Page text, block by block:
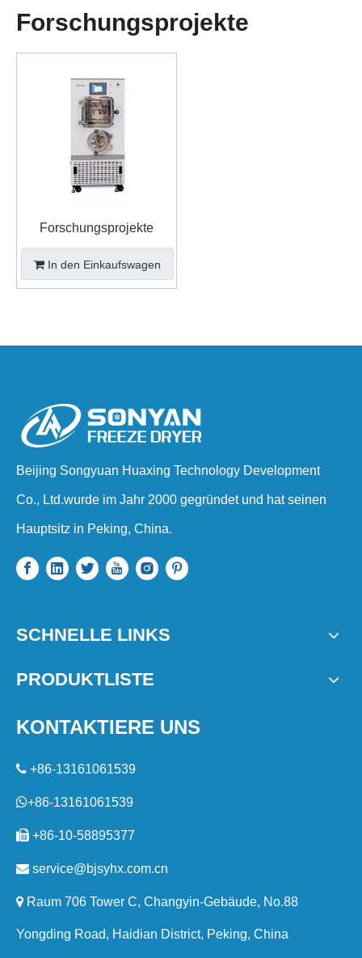
Forschungsprojekte
Forschungsprojekte
In den Einkaufswagen
Beijing Songyuan Huaxing Technology Development
Co., Ltd.wurde im Jahr 2000 gegründet und hat seinen
Hauptsitz in Peking, China.
SCHNELLE LINKS
PRODUKTLISTE
KONTAKTIERE UNS
 +86-13161061539
+86-13161061539
 +86-10-58895377
 service@bjsyhx.com.cn
 Raum 706 Tower C, Changyin-Gebäude, No.88
Yongding Road, Haidian District, Peking, China